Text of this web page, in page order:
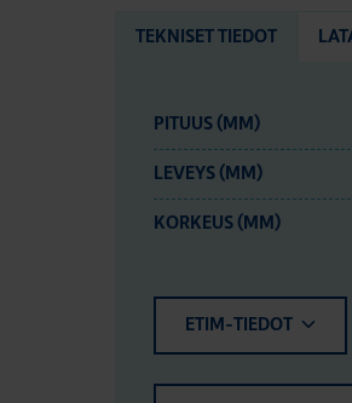
TEKNISET TIEDOT
PITUUS (MM)
LEVEYS (MM)
KORKEUS (MM)
ETIM-TIEDOT